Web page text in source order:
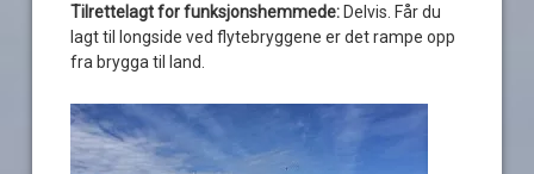
Tilrettelagt for funksjonshemmede: Delvis. Får du
lagt til longside ved flytebryggene er det rampe opp
fra brygga til land.